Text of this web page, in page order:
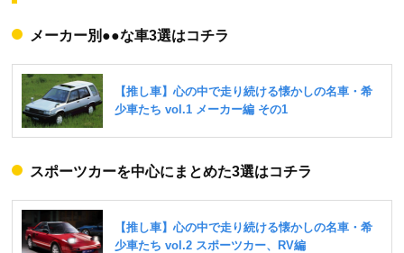
メーカー別●●な車3選はコチラ
スポーツカーを中心にまとめた3選はコチラ